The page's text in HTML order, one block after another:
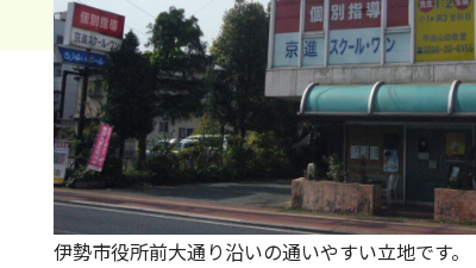
伊勢市役所前大通り沿いの通いやすい立地です。